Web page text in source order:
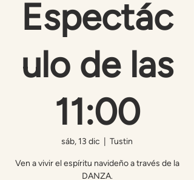
Espectác
ulo de las
11:00
sáb, 13 dic Tustin
Ven a vivir el espíritu navideño a través de la
DANZA.